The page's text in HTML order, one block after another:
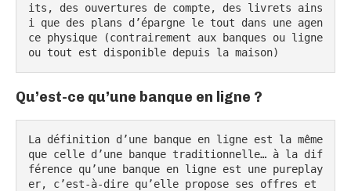
its, des ouvertures de compte, des livrets ains
i que des plans d’épargne le tout dans une agen
ce physique (contrairement aux banques ou ligne
ou tout est disponible depuis la maison)
Qu’est-ce qu’une banque en ligne ?
La définition d’une banque en ligne est la même
que celle d’une banque traditionnelle… à la dif
férence qu’une banque en ligne est une pureplay
er, c’est-à-dire qu’elle propose ses offres et